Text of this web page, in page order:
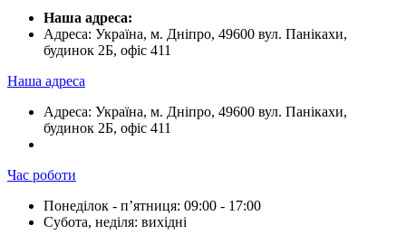
Наша адреса:
Адреса: Україна, м. Дніпро, 49600 вул. Панікахи,
будинок 2Б, офіс 411
Наша адреса
Адреса: Україна, м. Дніпро, 49600 вул. Панікахи,
будинок 2Б, офіс 411
Час роботи
Понеділок - пʼятниця: 09:00 - 17:00
Субота, неділя: вихідні